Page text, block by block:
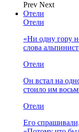
Prev Next
Отели
Отели
«Ни одну гору
слова
Отели
Он встал на
стоило им
Отели
Его